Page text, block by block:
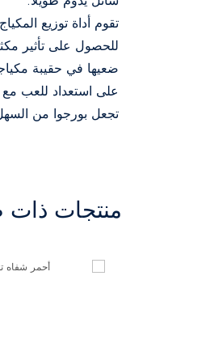
تقوم أداة توزيع
للحصول على تأثير
ضعيها في حقيبة
على استعداد للعب مع
تجعل بورجوا من
منتجات ذات